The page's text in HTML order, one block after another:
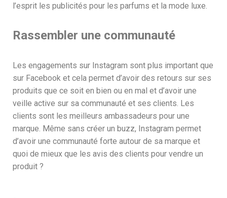
l’esprit les publicités pour les parfums et la mode luxe.
Rassembler une communauté
Les engagements sur Instagram sont plus important que
sur Facebook et cela permet d’avoir des retours sur ses
produits que ce soit en bien ou en mal et d’avoir une
veille active sur sa communauté et ses clients. Les
clients sont les meilleurs ambassadeurs pour une
marque. Même sans créer un buzz, Instagram permet
d’avoir une communauté forte autour de sa marque et
quoi de mieux que les avis des clients pour vendre un
produit ?